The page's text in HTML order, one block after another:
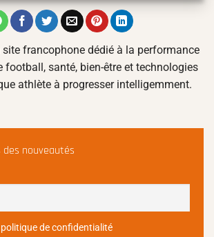
francophone dédié à la performance
football, santé, bien-être et technologies
athlète à progresser intelligemment.
nouveautés
de confidentialité